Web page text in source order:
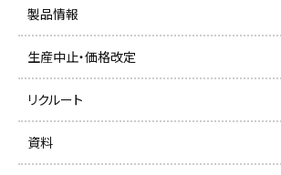
製品情報
生産中止・価格改定
リクルート
資料